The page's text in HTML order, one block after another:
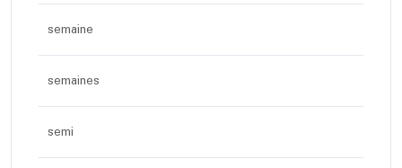
semaine
semaines
semi